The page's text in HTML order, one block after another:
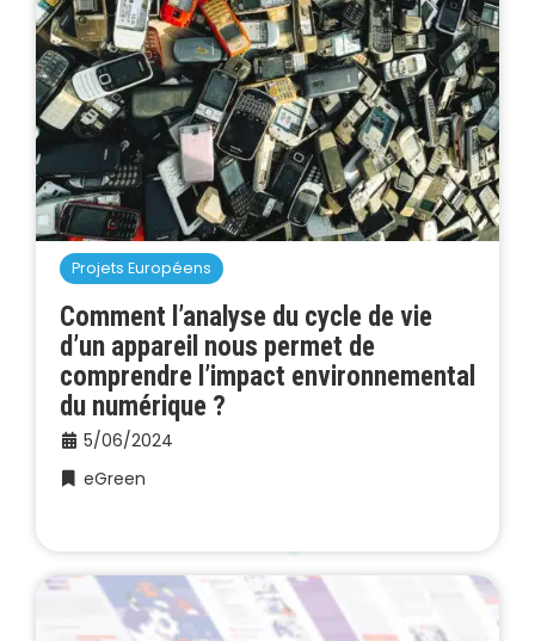
Projets Européens
Comment l’analyse du cycle de vie
d’un appareil nous permet de
comprendre l’impact environnemental
du numérique ?
5/06/2024
eGreen